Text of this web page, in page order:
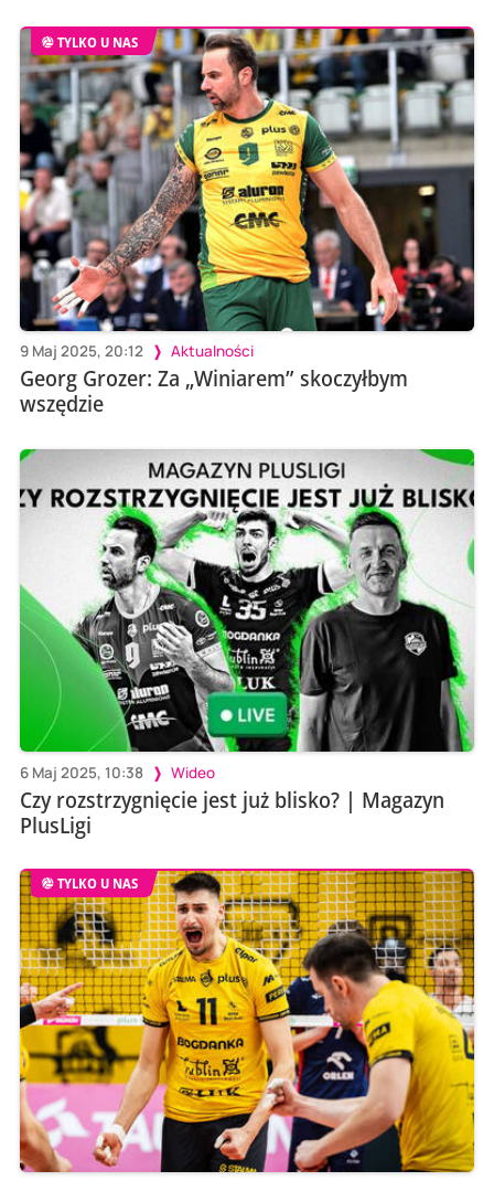
TYLKO U NAS
9 Maj 2025, 20:12 Aktualności
Georg Grozer: Za „Winiarem” skoczyłbym
wszędzie
6 Maj 2025, 10:38 Wideo
Czy rozstrzygnięcie jest już blisko? | Magazyn
PlusLigi
TYLKO U NAS